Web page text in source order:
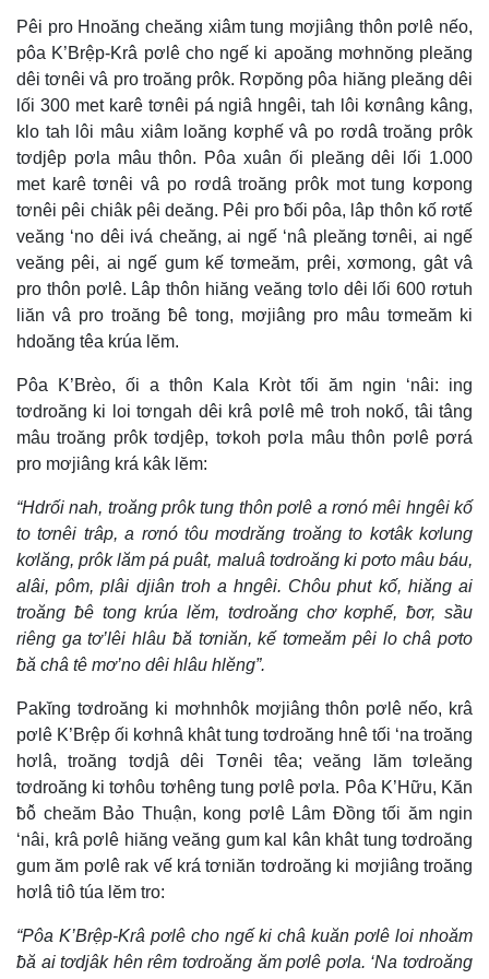
Pêi pro Hnoăng cheăng xiâm tung mơjiâng thôn pơlê nếo,
pôa K’Brệp-Krâ pơlê cho ngế ki apoăng mơhnŏng pleăng
dêi tơnêi vâ pro troăng prôk. Rơpŏng pôa hiăng pleăng dêi
lối 300 met karê tơnêi pá ngiâ hngêi, tah lôi kơnâng kâng,
klo tah lôi mâu xiâm loăng kơphế vâ po rơdâ troăng prôk
tơdjêp pơla mâu thôn. Pôa xuân ối pleăng dêi lối 1.000
met karê tơnêi vâ po rơdâ troăng prôk mot tung kơpong
tơnêi pêi chiâk pêi deăng. Pêi pro ƀối pôa, lâp thôn kố rơtế
veăng ‘no dêi ivá cheăng, ai ngế ‘nâ pleăng tơnêi, ai ngế
veăng pêi, ai ngế gum kế tơmeăm, prêi, xơmong, gât vâ
pro thôn pơlê. Lâp thôn hiăng veăng tơlo dêi lối 600 rơtuh
liăn vâ pro troăng ƀê tong, mơjiâng pro mâu tơmeăm ki
hdoăng têa krúa lĕm.
Pôa K’Brèo, ối a thôn Kala Kròt tối ăm ngin ‘nâi: ing
tơdroăng ki loi tơngah dêi krâ pơlê mê troh nokố, tâi tâng
mâu troăng prôk tơdjêp, tơkoh pơla mâu thôn pơlê pơrá
pro mơjiâng krá kâk lĕm:
“Hdrối nah, troăng prôk tung thôn pơlê a rơnó mêi hngêi kố
to tơnêi trâp, a rơnó tôu mơdrăng troăng to kơtâk kơlung
kơlăng, prôk lăm pá puât, maluâ tơdroăng ki pơto mâu báu,
alâi, pôm, plâi djiân troh a hngêi. Chôu phut kố, hiăng ai
troăng ƀê tong krúa lĕm, tơdroăng chơ kơphế, ƀơr, sầu
riêng ga tơ’lêi hlâu ƀă tơniăn, kế tơmeăm pêi lo châ pơto
ƀă châ tê mơ’no dêi hlâu hlĕng”.
Pakĭng tơdroăng ki mơhnhôk mơjiâng thôn pơlê nếo, krâ
pơlê K’Brệp ối kơhnâ khât tung tơdroăng hnê tối ‘na troăng
hơlâ, troăng tơdjâ dêi Tơnêi têa; veăng lăm tơleăng
tơdroăng ki tơhôu tơhêng tung pơlê pơla. Pôa K’Hữu, Kăn
ƀô̆ cheăm Bảo Thuận, kong pơlê Lâm Đồng tối ăm ngin
‘nâi, krâ pơlê hiăng veăng gum kal kân khât tung tơdroăng
gum ăm pơlê rak vế krá tơniăn tơdroăng ki mơjiâng troăng
hơlâ tiô túa lĕm tro:
“Pôa K’Brệp-Krâ pơlê cho ngế ki châ kuăn pơlê loi nhoăm
ƀă ai tơdjâk hên rêm tơdroăng ăm pơlê pơla. ‘Na tơdroăng